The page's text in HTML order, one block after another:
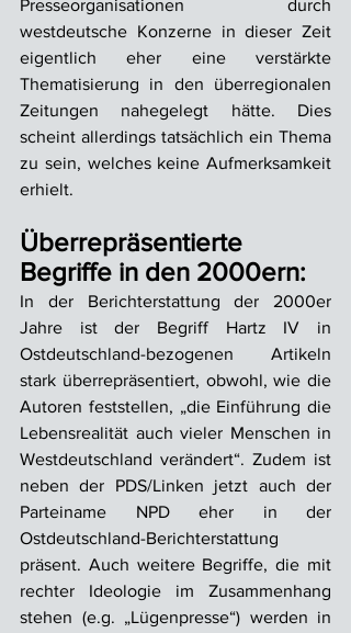
Presseorganisationen durch
westdeutsche Konzerne in dieser Zeit
eigentlich eher eine verstärkte
Thematisierung in den überregionalen
Zeitungen nahegelegt hätte. Dies
scheint allerdings tatsächlich ein Thema
zu sein, welches keine Aufmerksamkeit
erhielt.
Überrepräsentierte
Begriffe in den 2000ern:
In der Berichterstattung der 2000er
Jahre ist der Begriff Hartz IV in
Ostdeutschland-bezogenen Artikeln
stark überrepräsentiert, obwohl, wie die
Autoren feststellen, „die Einführung die
Lebensrealität auch vieler Menschen in
Westdeutschland verändert“. Zudem ist
neben der PDS/Linken jetzt auch der
Parteiname NPD eher in der
Ostdeutschland-Berichterstattung
präsent. Auch weitere Begriffe, die mit
rechter Ideologie im Zusammenhang
stehen (e.g. „Lügenpresse“) werden in